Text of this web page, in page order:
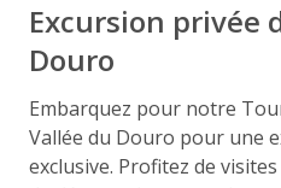
Excursion privée
Douro
Embarquez pour notre
Vallée du Douro pour une
exclusive. Profitez de